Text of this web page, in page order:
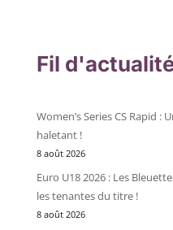
Fil
Women’s Series CS Rapid :
haletant !
8 août 2026
Euro U18 2026 : Les
les tenantes du titre !
8 août 2026